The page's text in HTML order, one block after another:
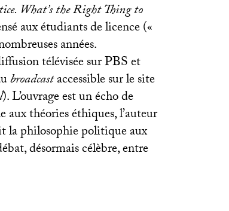
What’s the Right Thing to
aux étudiants de licence («
années.
télévisée surPBSet
broadcastaccessible sur le site
). L’ouvrage est un écho de
théories éthiques, l’auteur
la philosophie politique aux
désormais célèbre, entre